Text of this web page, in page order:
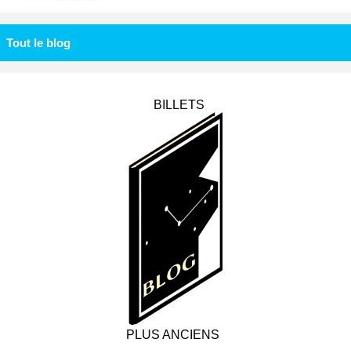
Tout le blog
BILLETS
PLUS ANCIENS